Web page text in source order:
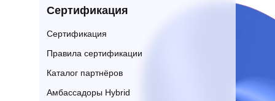
Амбассадоры Hybrid
Правила сертификации
Каталог партнёров
Сертификация
Сертификация